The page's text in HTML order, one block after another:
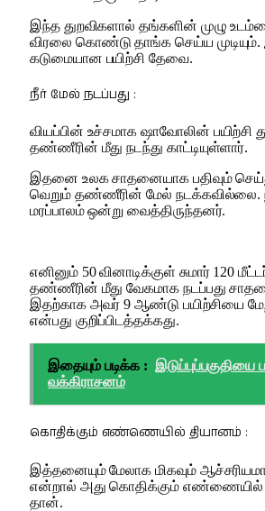
இந்த துறவிகளால் தங்களின் முழு
விரலை கொண்டு தாங்க செய்ய முடியும்.
கடுமையான பயிற்சி தேவை.
நீர் மேல் நடப்பது :
வியப்பின் உச்சமாக ஷாவோலின் பயிற்சி
தண்ணீரின் மீது நடந்து காட்டியுள்ளார்.
இதனை உலக சாதனையாக பதிவும்
வெறும் தண்ணீரின் மேல் நடக்கவில்லை.
மரப்பாலம் ஒன்று வைத்திருந்தனர்.
எனினும் 50 வினாடிக்குள் சுமார் 120
தண்ணீரின் மீது வேகமாக நடப்பது
இதற்காக அவர் 9 ஆண்டு பயிற்சியை
என்பது குறிப்பிடத்தக்கது.
இதையும் படிக்க : இடுப்புப்பகுதியை
வக்கிராசனம்
கொதிக்கும் எண்ணெயில் தியானம் :
இத்தனையும் மேலாக மிகவும்
என்றால் அது கொதிக்கும் எண்ணையில்
தான்.